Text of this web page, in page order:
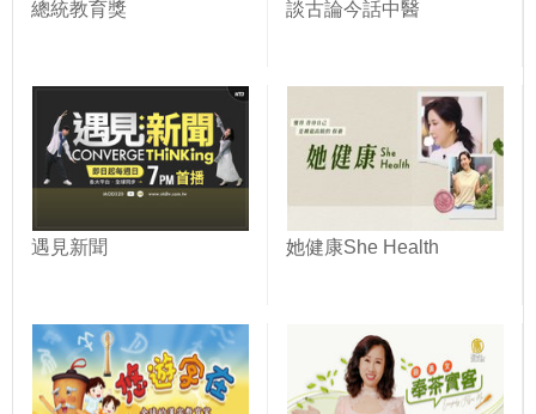
總統教育獎 談古論今話中醫
遇見新聞 她健康She Health